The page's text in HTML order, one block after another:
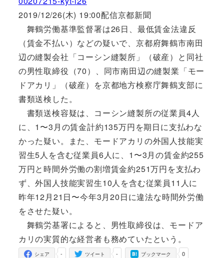
2019/12/26(木) 19:00配信京都新聞
舞鶴労働基準監督署は26日、最低賃金法違反
（賃金不払い）などの疑いで、京都府舞鶴市南田
辺の縫製会社「コーシン縫製所」（破産）と同社
の男性取締役（70）、同市南田辺の縫製業「モー
ドアカリ」（破産）を京都地方検察庁舞鶴支部に
書類送検した。
書類送検容疑は、コーシン縫製所の従業員4人
に、1〜3月の賃金計約135万円を期日に支払わな
かった疑い。また、モードアカリの外国人技能実
習生5人を含む従業員6人に、1〜3月の賃金約255
万円と時間外労働の割増賃金約251万円を支払わ
ず、外国人技能実習生10人を含む従業員11人に
昨年12月21日〜今年3月20日に違法な時間外労働
をさせた疑い。
舞鶴労基署によると、男性取締役は、モードア
カリの実質的な経営者も務めていたという。
-
シェア -
ツイート 0
ブックマーク